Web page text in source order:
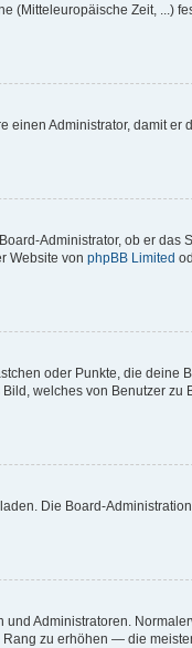
(Mitteleuropäische Zeit, ...)
einen Administrator, damit er
Administrator, ob er das
Website von phpBB Limited
oder Punkte, die deine
welches von Benutzer zu
Die Board-
Administratoren.
zu erhöhen — die